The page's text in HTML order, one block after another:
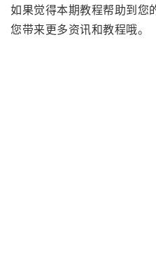
如果觉得本期教程帮助到您
您带来更多资讯和教程哦。